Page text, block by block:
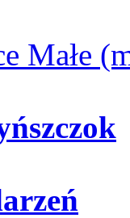
Małe